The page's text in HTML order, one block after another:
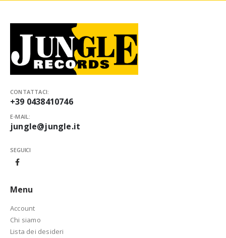
CONTATTACI:
+39 0438410746
E-MAIL:
jungle@jungle.it
SEGUICI
Menu
Account
Chi siamo
Lista dei desideri